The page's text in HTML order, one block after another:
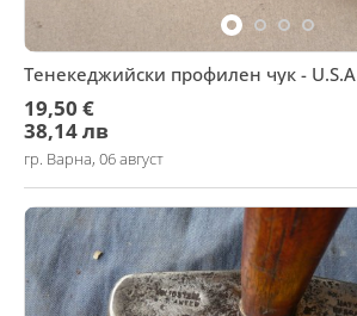
Тенекеджийски профилен чук - U.S.A
19,50 €
38,14 лв
гр. Варна, 06 август